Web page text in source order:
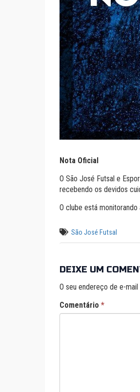
Nota Oficial
O São José Futsal e
recebendo os devidos
O clube está
São José Futsal
DEIXE UM
O seu endereço de e-
Comentário *